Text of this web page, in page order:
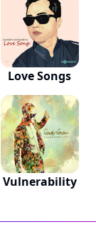
Love Songs
Vulnerability